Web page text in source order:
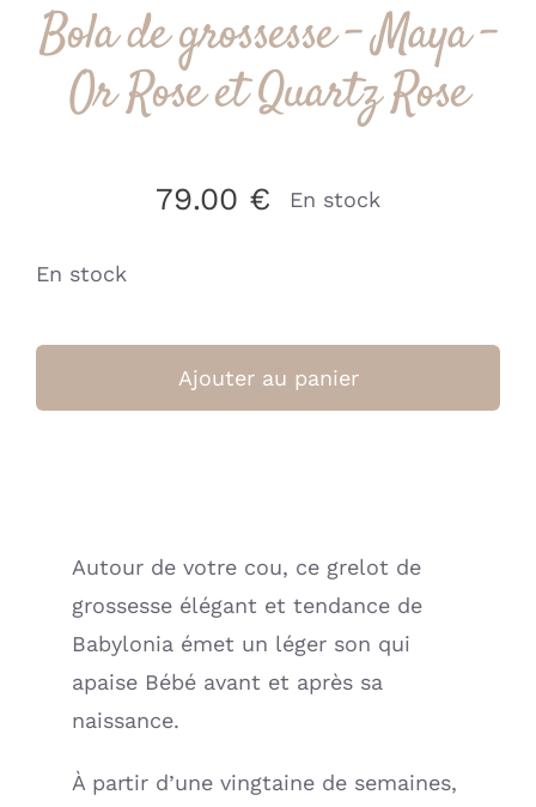
Bola de grossesse – Maya –
Or Rose et Quartz Rose
79.00 € En stock
En stock
de
-
Or
Rose
et
Ajouter au panier
Autour de votre cou, ce grelot de
grossesse élégant et tendance de
Babylonia émet un léger son qui
apaise Bébé avant et après sa
naissance.
À partir d’une vingtaine de semaines,